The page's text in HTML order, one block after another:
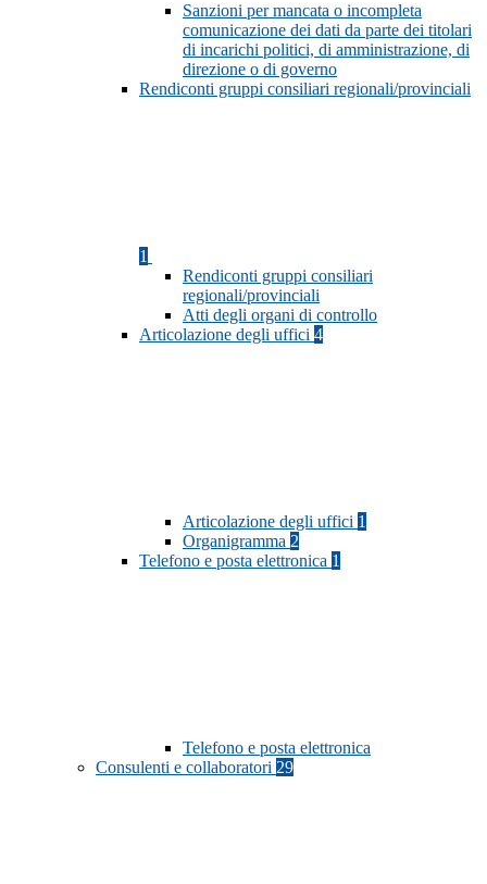
Sanzioni per mancata o incompleta
comunicazione dei dati da parte dei titolari
di incarichi politici, di amministrazione, di
direzione o di governo
Rendiconti gruppi consiliari regionali/provinciali
1
Rendiconti gruppi consiliari
regionali/provinciali
Atti degli organi di controllo
Articolazione degli uffici 4
Articolazione degli uffici 1
Organigramma 2
Telefono e posta elettronica 1
Telefono e posta elettronica
Consulenti e collaboratori 29